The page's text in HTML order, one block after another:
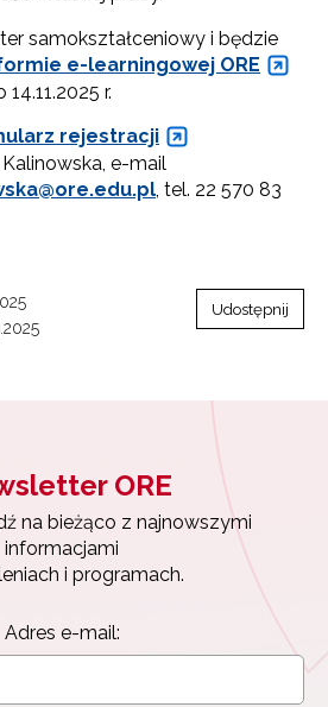
samokształceniowy i będzie
e-learningowej ORE
r.
rejestracji
e-mail
, tel. 22 570 83
Udostępnij
ORE
na bieżąco z najnowszymi
informacjami
i programach.
Adres e-mail: